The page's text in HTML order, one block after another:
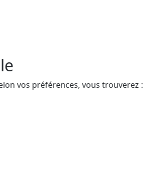
vos préférences, vous trouverez :